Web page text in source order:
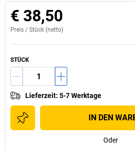
€ 38,50
Preis / Stück (netto)
STÜCK
Lieferzeit: 5-7 Werktage
IN DEN
Oder